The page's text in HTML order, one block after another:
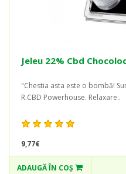
Jeleu 22% Cbd
"Chestia asta este o bombă!
R.CBD Powerhouse. Relaxare..
9,77€
ADAUGĂ ÎN COŞ